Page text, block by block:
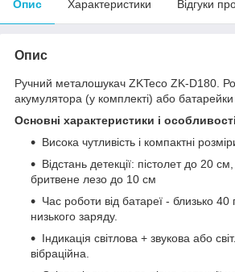
Опис Характеристики Відгуки
Опис
Ручний металошукач ZKTeco ZK-D180.
акумулятора (у комплекті) або
Основні характеристики і
Висока чутливість і компактні
Відстань детекції: пістолет до 20
бритвене лезо до 10 см
Час роботи від батареї - близько 40
низького заряду.
Індикація світлова + звукова або
вібраційна.